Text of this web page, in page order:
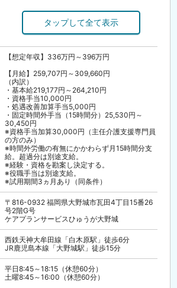
・ケアプランの作成
・要介護認定等の手続き代行
・各種介護サービス提供事業者との連絡調整
【想定年収】336万円～396万円
【月給】259,707円～309,660円
（内訳）
・基本給219,177円～264,210円
・資格手当10,000円
・処遇改善加算手当5,000円
・固定時間外手当（15時間分）25,530円～
30,450円
※資格手当加算30,000円（主任介護支援専門員
の方のみ）
※時間外労働の有無にかかわらず月15時間分支
給。超過分は別途支給。
※経験・資格を勘案し決定する。
※役職手当は別途支給。
※試用期間3ヵ月あり（同条件）
〒816-0932 福岡県大野城市瓦田4丁目15番26
号2階G号
ケアプランサービスひゅうが大野城
西鉄天神大牟田線「白木原駅」徒歩6分
JR鹿児島本線「大野城駅」徒歩15分
平日8:45～18:15（休憩60分）
土曜8:45～16:00（休憩60分）